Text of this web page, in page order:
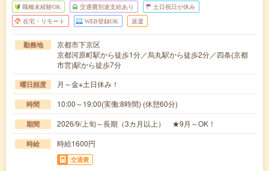
職種未経験OK 交通費別途支給あり 土日祝日が休み
在宅・リモート WEB登録OK 派遣
勤務地
京都市下京区
京都河原町駅から徒歩1分／烏丸駅から徒歩2分／四条(京都
市営)駅から徒歩7分
曜日頻度 月～金※土日休み！
時間 10:00～19:00(実働:8時間) (休憩60分)
期間 2026/9/上旬～長期（3カ月以上） ★9月～OK！
時給 時給1600円
交通費